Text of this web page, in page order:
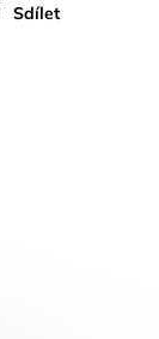
Sdílet